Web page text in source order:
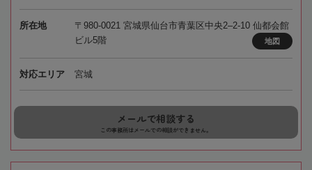
所在地
〒980-0021 宮城県仙台市青葉区中央2–2-10 仙都会館
ビル5階
地図
対応エリア 宮城
メールで相談する
この事務所はメールでの相談ができません。